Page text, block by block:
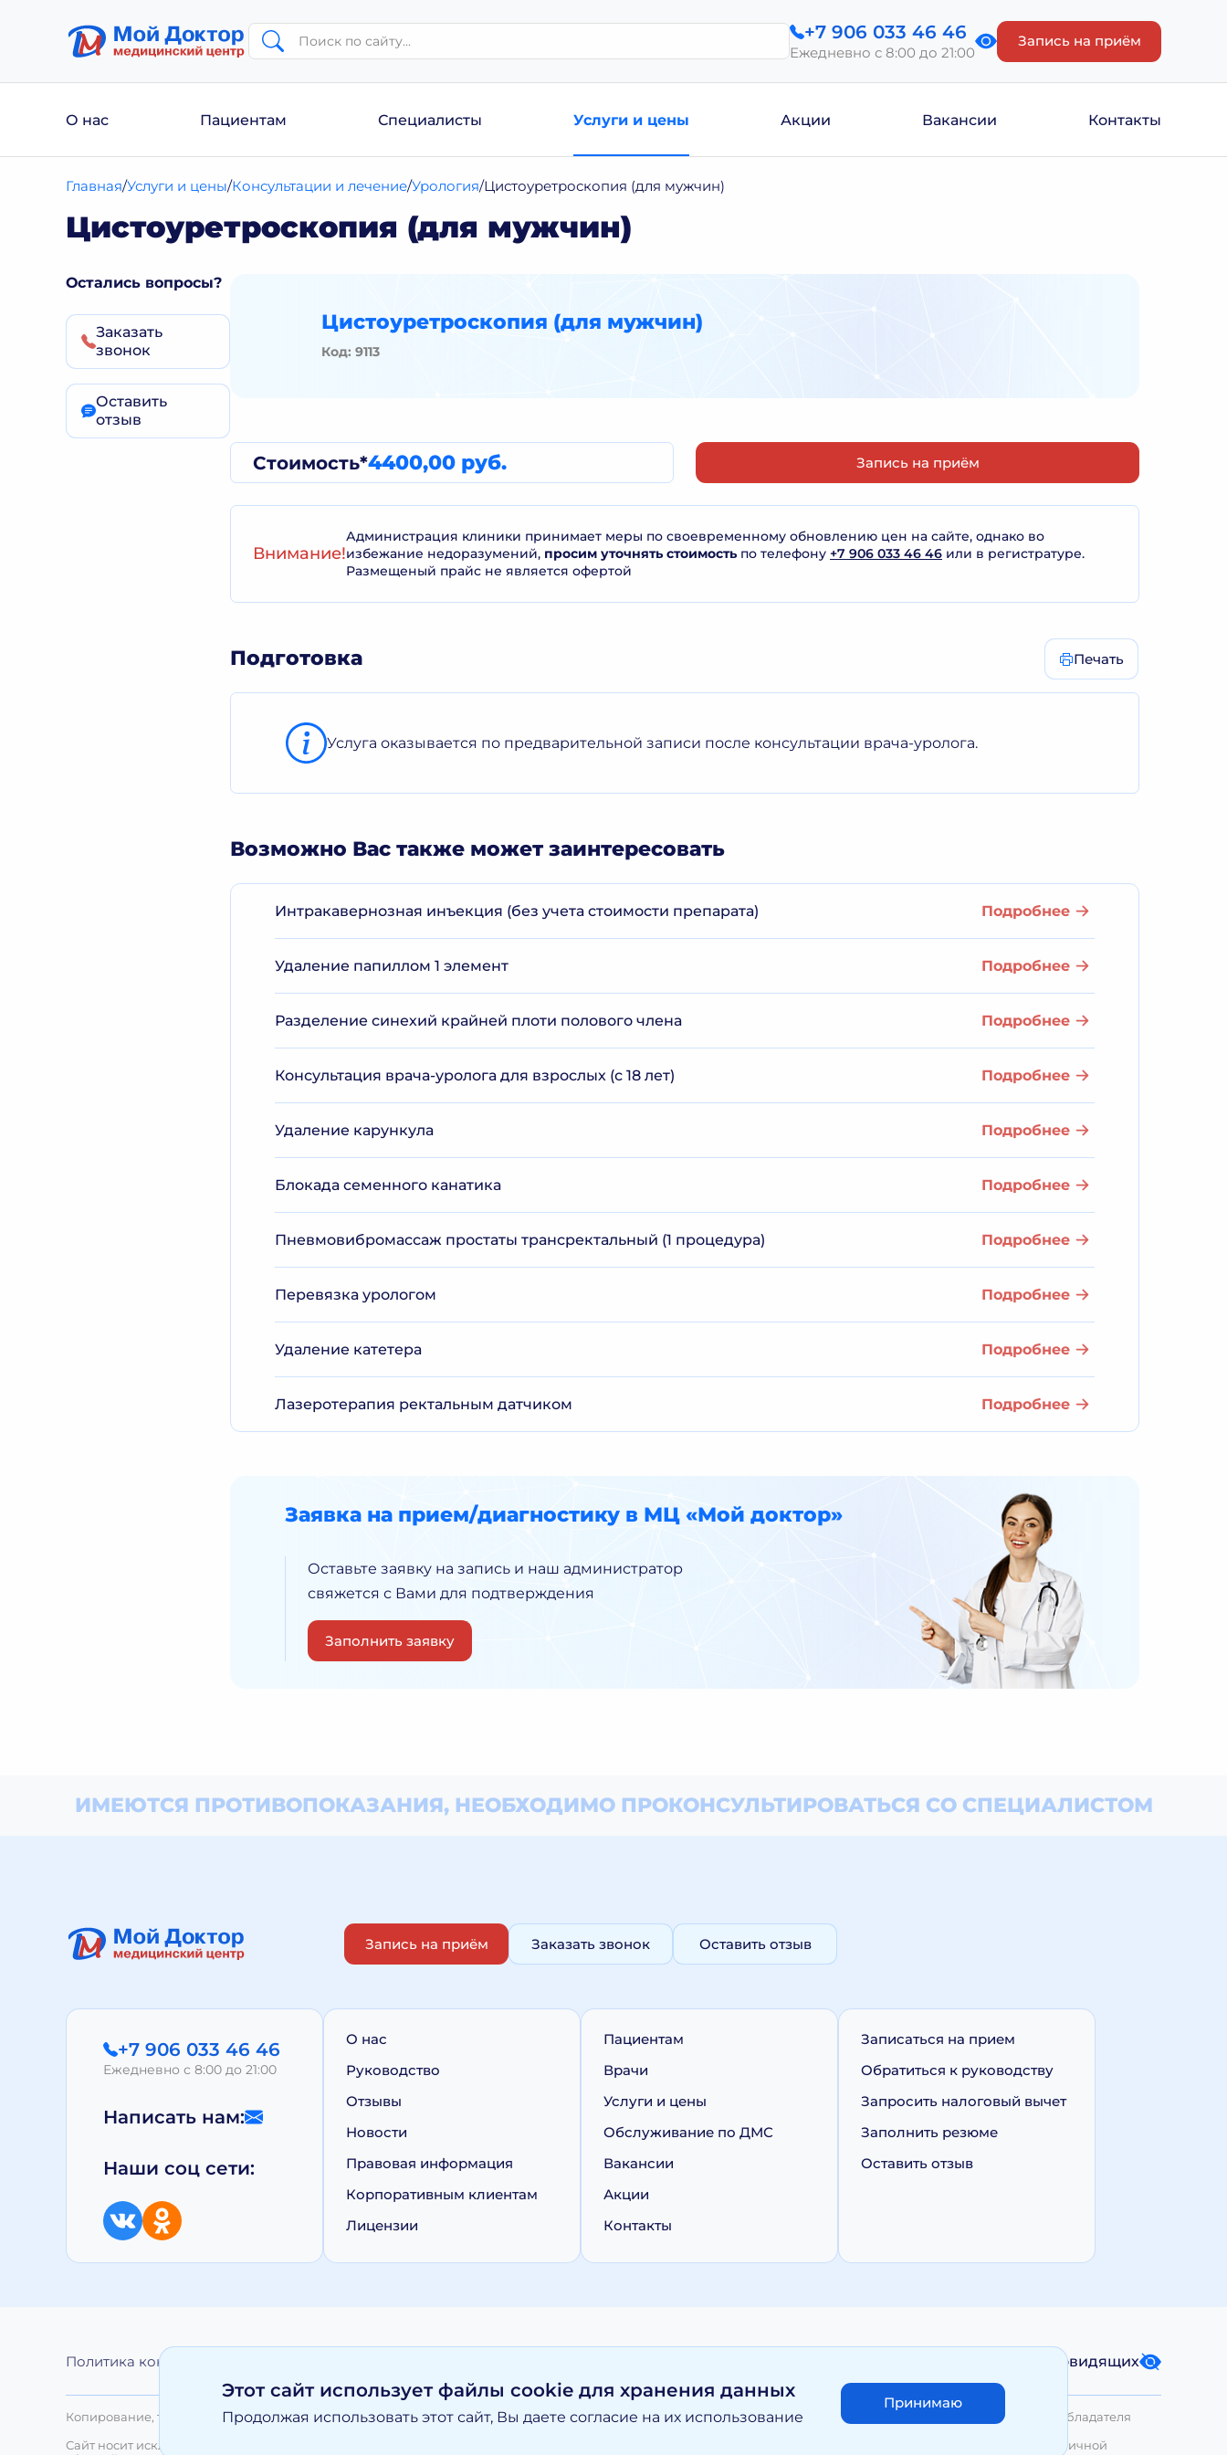
+7 906 033 46 46
Ежедневно с 8:00 до 21:00
Запись на приём
О нас Пациентам Специалисты Услуги и цены Акции Вакансии Контакты
Главная Услуги и цены Консультации и лечение Урология Цистоуретроскопия (для мужчин)
Цистоуретроскопия (для мужчин)
Остались вопросы?
Заказать
звонок
Оставить
отзыв
Цистоуретроскопия (для мужчин)
Код: 9113
Стоимость*4400,00 руб. Запись на приём
Внимание!
Администрация клиники принимает меры по своевременному обновлению цен на сайте, однако во
избежание недоразумений, просим уточнять стоимостьпо телефону +7 906 033 46 46 или в регистратуре.
Размещеный прайс не является офертой
Подготовка Печать
Услуга оказывается по предварительной записи после консультации врача-уролога.
Возможно Вас также может заинтересовать
Интракавернозная инъекция (без учета стоимости препарата) Подробнее
Удаление папиллом 1 элемент Подробнее
Разделение синехий крайней плоти полового члена Подробнее
Консультация врача-уролога для взрослых (с 18 лет) Подробнее
Удаление карункула Подробнее
Блокада семенного канатика Подробнее
Пневмовибромассаж простаты трансректальный (1 процедура) Подробнее
Перевязка урологом Подробнее
Удаление катетера Подробнее
Лазеротерапия ректальным датчиком Подробнее
Заявка на прием/диагностику в МЦ «Мой доктор»
Оставьте заявку на запись и наш администратор
свяжется с Вами для подтверждения
Заполнить заявку
ИМЕЮТСЯ ПРОТИВОПОКАЗАНИЯ, НЕОБХОДИМОПРОКОНСУЛЬТИРОВАТЬСЯ СО СПЕЦИАЛИСТОМ
Запись на приём Заказать звонок Оставить отзыв
+7 906 033 46 46
Ежедневно с 8:00 до 21:00
Написать нам:
Наши соц сети:
О нас
Руководство
Отзывы
Новости
Правовая информация
Корпоративным клиентам
Лицензии
Пациентам
Врачи
Услуги и цены
Обслуживание по ДМС
Вакансии
Акции
Контакты
Записаться на прием
Обратиться к руководству
Запросить налоговый вычет
Заполнить резюме
Оставить отзыв
Версия для слабовидящих
Политика конфиденциальности
Копирование, тиражирование, а равно иное использование материалов, размещенных на moy-doktor.org возможно только с письменного разрешения Правообладателя
Сайт носит исключительно информационный характер и ни при каких условиях информационные материалы и цены, размещенные на сайте, не являются публичной
Этот сайт использует файлы cookie для хранения данных
Продолжая использовать этот сайт, Вы даете согласие на их использование
Принимаю